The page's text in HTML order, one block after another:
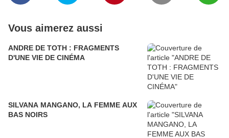
Vous aimerez aussi
ANDRE DE TOTH : FRAGMENTS
D'UNE VIE DE CINÉMA
SILVANA MANGANO, LA FEMME AUX
BAS NOIRS